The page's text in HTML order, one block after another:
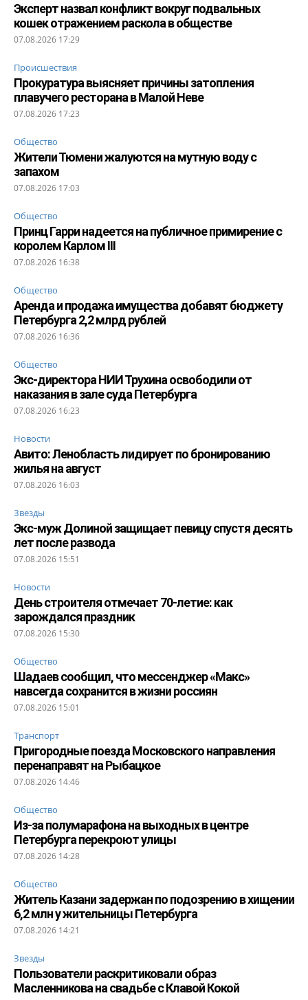
Эксперт назвал конфликт вокруг подвальных
кошек отражением раскола в обществе
07.08.2026 17:29
Происшествия
Прокуратура выясняет причины затопления
плавучего ресторана в Малой Неве
07.08.2026 17:23
Общество
Жители Тюмени жалуются на мутную воду с
запахом
07.08.2026 17:03
Общество
Принц Гарри надеется на публичное примирение с
королем Карлом III
07.08.2026 16:38
Общество
Аренда и продажа имущества добавят бюджету
Петербурга 2,2 млрд рублей
07.08.2026 16:36
Общество
Экс-директора НИИ Трухина освободили от
наказания в зале суда Петербурга
07.08.2026 16:23
Новости
Авито: Ленобласть лидирует по бронированию
жилья на август
07.08.2026 16:03
Звезды
Экс-муж Долиной защищает певицу спустя десять
лет после развода
07.08.2026 15:51
Новости
День строителя отмечает 70-летие: как
зарождался праздник
07.08.2026 15:30
Общество
Шадаев сообщил, что мессенджер «Макс»
навсегда сохранится в жизни россиян
07.08.2026 15:01
Транспорт
Пригородные поезда Московского направления
перенаправят на Рыбацкое
07.08.2026 14:46
Общество
Из-за полумарафона на выходных в центре
Петербурга перекроют улицы
07.08.2026 14:28
Общество
Житель Казани задержан по подозрению в хищении
6,2 млн у жительницы Петербурга
07.08.2026 14:21
Звезды
Пользователи раскритиковали образ
Масленникова на свадьбе с Клавой Кокой